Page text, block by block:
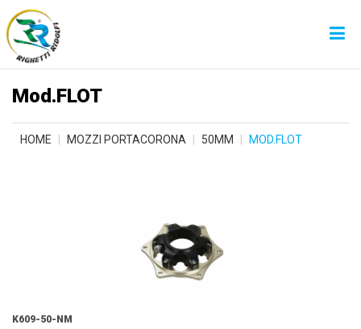
Mod.FLOT
HOME MOZZI PORTACORONA 50MM MOD.FLOT
K609-50-NM